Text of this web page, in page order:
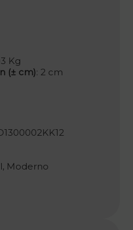
Kg
(± cm): 2 cm
Moderno